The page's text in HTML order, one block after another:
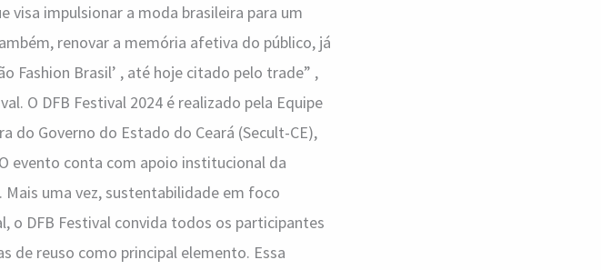
visa impulsionar a moda brasileira para um
renovar a memória afetiva do público, já
Fashion Brasil’ , até hoje citado pelo trade” ,
O DFB Festival 2024 é realizado pela Equipe
do Governo do Estado do Ceará (Secult-CE),
evento conta com apoio institucional da
uma vez, sustentabilidade em foco
o DFB Festival convida todos os participantes
de reuso como principal elemento. Essa